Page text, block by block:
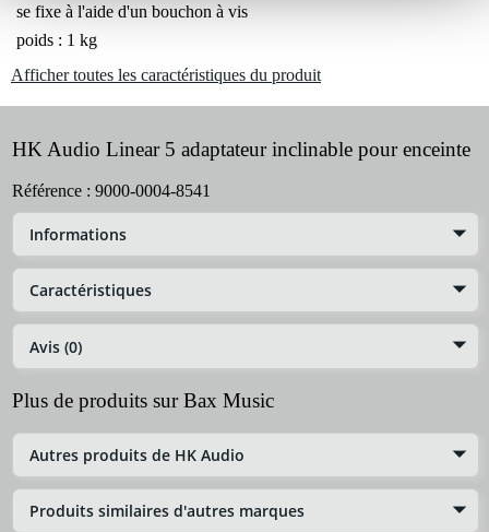
se fixe à l'aide d'un bouchon à vis
poids : 1 kg
Afficher toutes les caractéristiques du produit
HK Audio Linear 5 adaptateur inclinable pour enceinte
Référence : 9000-0004-8541
Informations
Caractéristiques
Avis (0)
Plus de produits sur Bax Music
Autres produits de HK Audio
Produits similaires d'autres marques